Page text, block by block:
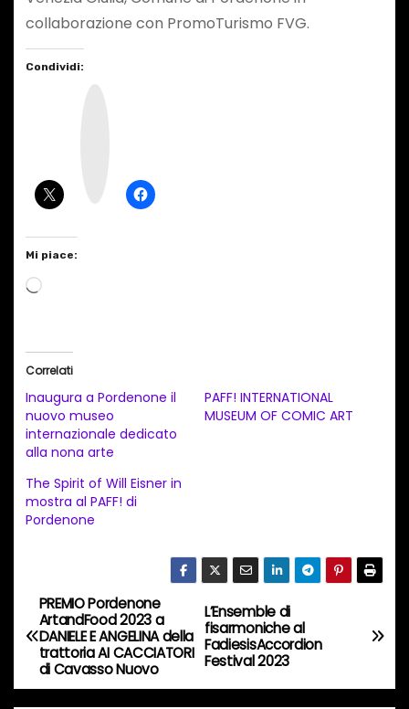
collaborazione con PromoTurismo FVG.
Condividi:
Mi piace:
C
a
m
e
n
t
c
o
r
s
Correlati
Inaugura a Pordenone il
nuovo museo
internazionale dedicato
alla nona arte
PAFF! INTERNATIONAL
MUSEUM OF COMIC ART
The Spirit of Will Eisner in
mostra al PAFF! di
Pordenone
N
a
v
L’Ensemble di
fisarmoniche al
FadiesisAccordion
Festival 2023
PREMIO Pordenone
ArtandFood 2023 a
DANIELE E ANGELINA della
trattoria AI CACCIATORI
di Cavasso Nuovo